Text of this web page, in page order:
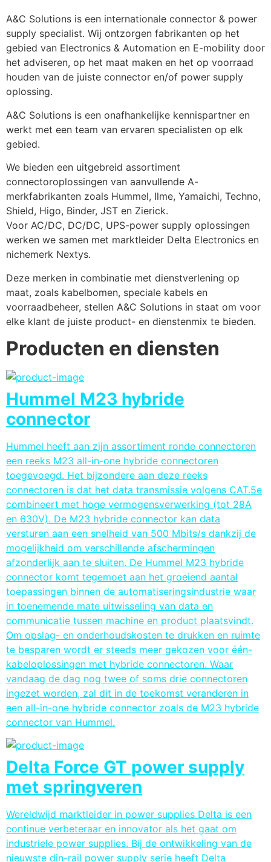
A&C Solutions is een internationale connector & power
supply specialist. Wij ontzorgen fabrikanten op het
gebied van Electronics & Automation en E-mobility door
het adviseren, op het maat maken en het op voorraad
houden van de juiste connector en/of power supply
oplossing.
A&C Solutions is een onafhankelijke kennispartner en
werkt met een team van ervaren specialisten op elk
gebied.
We bieden een uitgebreid assortiment
connectoroplossingen van aanvullende A-
merkfabrikanten zoals Hummel, Ilme, Yamaichi, Techno,
Shield, Higo, Binder, JST en Zierick.
Voor AC/DC, DC/DC, UPS-power supply oplossingen
werken we samen met marktleider Delta Electronics en
nichemerk Nextys.
Deze merken in combinatie met dienstverlening op
maat, zoals kabelbomen, speciale kabels en
voorraadbeheer, stellen A&C Solutions in staat om voor
elke klant de juiste product- en dienstenmix te bieden.
Producten en diensten
Hummel M23 hybride
connector
Hummel heeft aan zijn assortiment ronde connectoren
een reeks M23 all-in-one hybride connectoren
toegevoegd. Het bijzondere aan deze reeks
connectoren is dat het data transmissie volgens CAT.5e
combineert met hoge vermogensverwerking (tot 28A
en 630V). De M23 hybride connector kan data
versturen aan een snelheid van 500 Mbits/s dankzij de
mogelijkheid om verschillende afschermingen
afzonderlijk aan te sluiten. De Hummel M23 hybride
connector komt tegemoet aan het groeiend aantal
toepassingen binnen de automatiseringsindustrie waar
in toenemende mate uitwisseling van data en
communicatie tussen machine en product plaatsvindt.
Om opslag- en onderhoudskosten te drukken en ruimte
te besparen wordt er steeds meer gekozen voor één-
kabeloplossingen met hybride connectoren. Waar
vandaag de dag nog twee of soms drie connectoren
ingezet worden, zal dit in de toekomst veranderen in
een all-in-one hybride connector zoals de M23 hybride
connector van Hummel.
Delta Force GT power supply
met springveren
Wereldwijd marktleider in power supplies Delta is een
continue verbeteraar en innovator als het gaat om
industriele power supplies. Bij de ontwikkeling van de
nieuwste din-rail power supply serie heeft Delta